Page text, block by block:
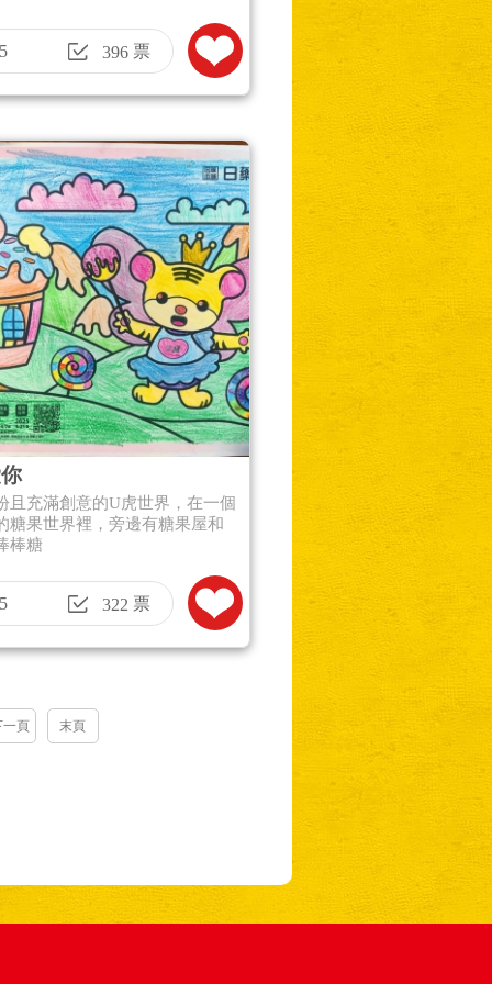
396票
且充滿創意的U虎世界，在一個
糖果世界裡，旁邊有糖果屋和
棒糖
322 票
一頁 末頁